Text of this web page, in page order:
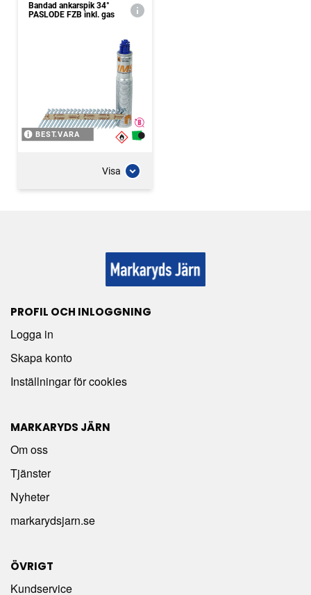
Bandad ankarspik 34°
PASLODE FZB inkl. gas
BEST.VARA
Visa
PROFIL OCH INLOGGNING
Logga in
Skapa konto
Inställningar för cookies
MARKARYDS JÄRN
Om oss
Tjänster
Nyheter
markarydsjarn.se
ÖVRIGT
Kundservice